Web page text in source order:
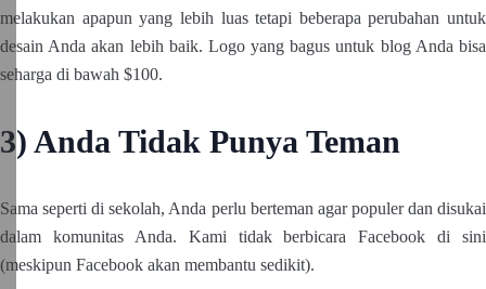
melakukan apapun yang lebih luas tetapi beberapa perubahan untuk
desain Anda akan lebih baik. Logo yang bagus untuk blog Anda bisa
seharga di bawah $100.
3) Anda Tidak Punya Teman
Sama seperti di sekolah, Anda perlu berteman agar populer dan disukai
dalam komunitas Anda. Kami tidak berbicara Facebook di sini
(meskipun Facebook akan membantu sedikit).